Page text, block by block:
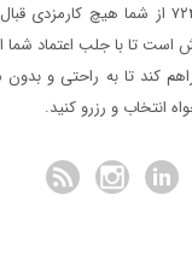
کرده است. سامانه سفر۷۲۴ از شما هیچ
تا با جلب اعتماد شما
کند تا به راحتی و بدون
انتخاب و رزرو کنید.